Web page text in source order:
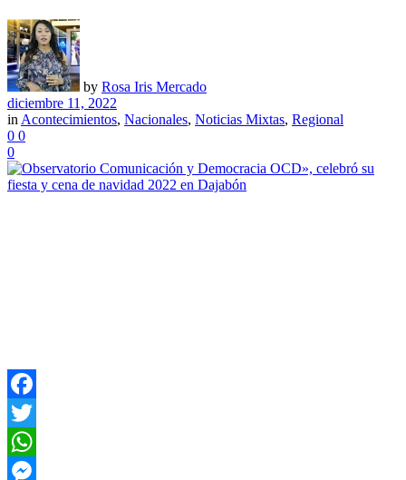
by Rosa Iris Mercado
diciembre 11, 2022
in Acontecimientos, Nacionales, Noticias Mixtas, Regional
0 0
0
Facebook
Twitter
WhatsApp